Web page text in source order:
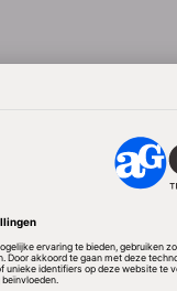
bijlage bevat
zich ook
Excel-
bijlage aan
onschuldig
lek in Flash
de pc op